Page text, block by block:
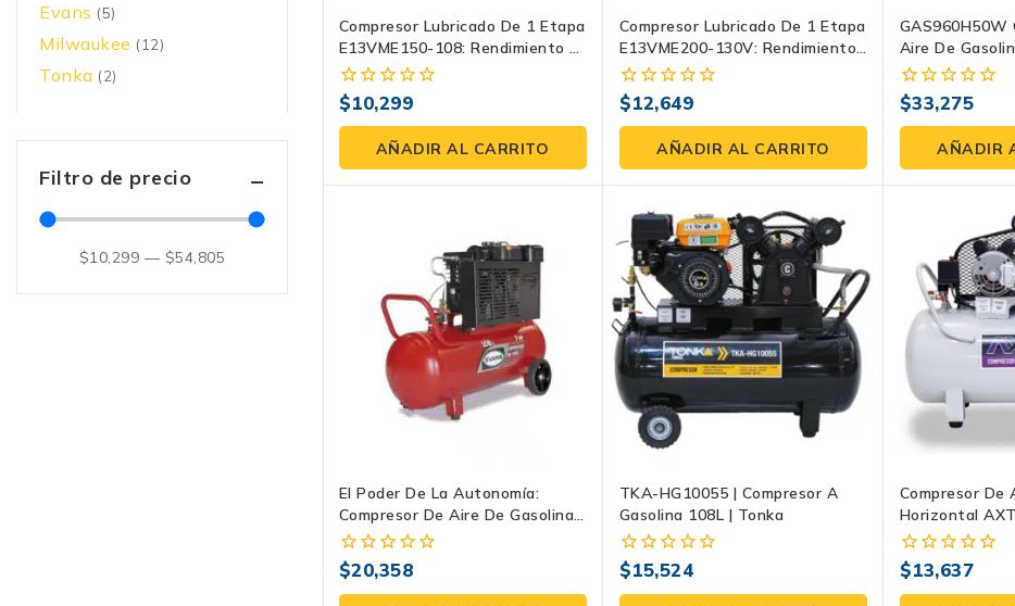
Compresor Lubricado De 1 Etapa
E13VME150-108: Rendimiento Y
Potencia Evans
0
fuera
5
$10,299
AÑADIR AL CARRITO
Compresor Lubricado De 1 Etapa
E13VME200-130V: Rendimiento
Y Potencia | Evans
0
fuera
5
$12,649
AÑADIR AL CARRITO
GAS960H50W
Aire De
Independencia
0
fuera
5
$33,275
AÑADIR
El Poder De La Autonomía:
Compresor De Aire De Gasolina
E150G0700TH-108 | Evans
0
fuera
$20,358
TKA-HG10055 | Compresor A
Gasolina 108L | Tonka
0
fuera
$15,524
Compresor De
Horizontal
Potencia Y
Paquete
0
fuera
$13,637
Evans (5)
Milwaukee (12)
Tonka (2)
Filtro de precio
$10,299 — $54,805